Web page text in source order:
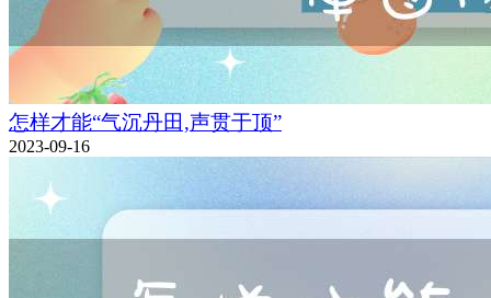
怎样才能“气沉丹田,声贯于顶”
2023-09-16